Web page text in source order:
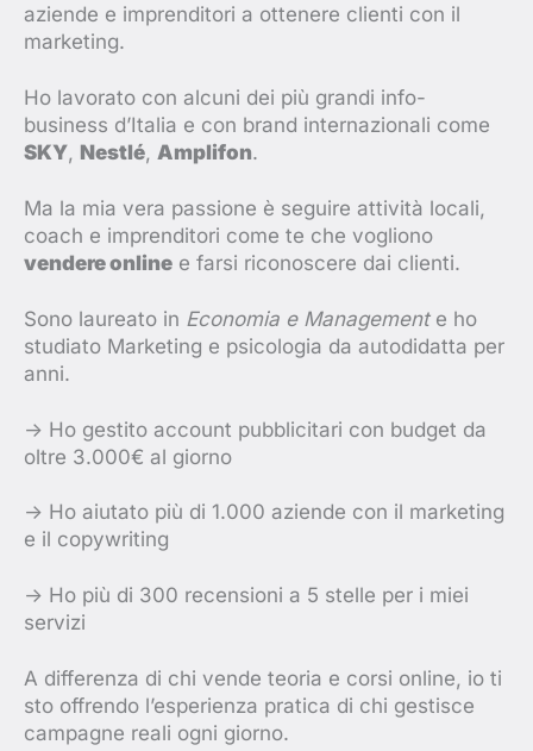
aziende e imprenditori a ottenere clienti con il
marketing.
Ho lavorato con alcuni dei più grandi info-
business d’Italia e con brand internazionali come
SKY, Nestlé, Amplifon.
Ma la mia vera passione è seguire attività locali,
coach e imprenditori come te che vogliono
vendere online e farsi riconoscere dai clienti.
Sono laureato in Economia e Managemente ho
studiato Marketing e psicologia da autodidatta per
anni.
-> Ho gestito account pubblicitari con budget da
oltre 3.000€ al giorno
-> Ho aiutato più di 1.000 aziende con il marketing
e il copywriting
-> Ho più di 300 recensioni a 5 stelle per i miei
servizi
A differenza di chi vende teoria e corsi online, io ti
sto offrendo l’esperienza pratica di chi gestisce
campagne reali ogni giorno.